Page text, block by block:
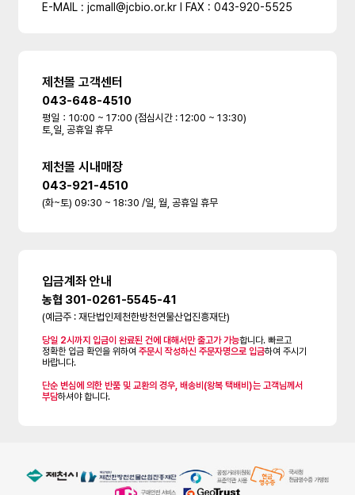
E-MAIL : jcmall@jcbio.or.kr l FAX : 043-920-5525
제천몰 고객센터
043-648-4510
평일：10:00 ~ 17:00 (점심시간 : 12:00 ~ 13:30)
토,일, 공휴일 휴무
제천몰 시내매장
043-921-4510
(화~토) 09:30 ~ 18:30 /일, 월, 공휴일 휴무
입금계좌 안내
농협 301-0261-5545-41
(예금주 : 재단법인제천한방천연물산업진흥재단)
당일 2시까지 입금이 완료된 건에 대해서만 출고가 가능합니다. 빠르고
정확한 입금 확인을 위하여주문시 작성하신 주문자명으로 입금하여 주시기
바랍니다.
단순 변심에 의한 반품 및 교환의 경우, 배송비(왕복 택배비)는 고객님께서
부담하셔야 합니다.